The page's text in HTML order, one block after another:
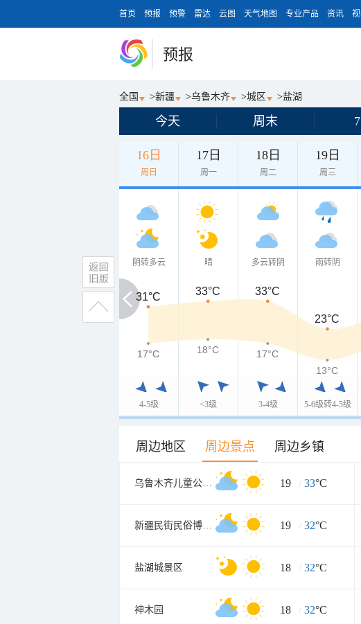
首页 预报 预警 雷达 云图 天气地图 专业产品 资讯
预报
全国 >新疆 >乌鲁木齐 >城区 >盐湖
今天 周末
16日
周日
17日
周一
18日
周二
19日
周三
阴转多云
4-5级
晴
<3级
多云转阴
3-4级
雨转阴
5-6级转4-5级
31°C
31°C 33°C 33°C
23°C
17°C
17°C 18°C
17°C
13°C
周边地区 周边景点 周边乡镇
乌鲁木齐儿童公园北门 19 / 33°C
新疆民街民俗博物馆 19 / 32°C
盐湖城景区 18 / 32°C
神木园 18 / 32°C